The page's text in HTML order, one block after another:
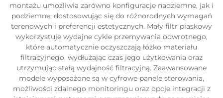
montażu umożliwia zarówno konfiguracje nadziemne, jak i
podziemne, dostosowując się do różnorodnych wymagań
terenowych i preferencji estetycznych. Mały filtr piaskowy
wykorzystuje wydajne cykle przemywania odwrotnego,
które automatycznie oczyszczają łóżko materiału
filtracyjnego, wydłużając czas jego użytkowania oraz
utrzymując stałą wydajność filtracyjną. Zaawansowane
modele wyposażone są w cyfrowe panele sterowania,
możliwości zdalnego monitoringu oraz opcje integracji z